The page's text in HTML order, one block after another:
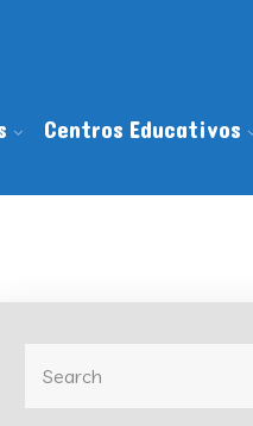
Centros Educativos